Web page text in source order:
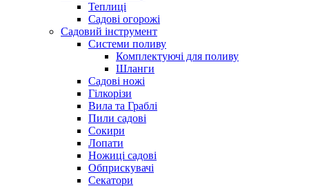
Теплиці
Садові огорожі
Садовий інструмент
Системи поливу
Комплектуючі для поливу
Шланги
Садові ножі
Гілкорізи
Вила та Граблі
Пили садові
Сокири
Лопати
Ножиці садові
Обприскувачі
Секатори